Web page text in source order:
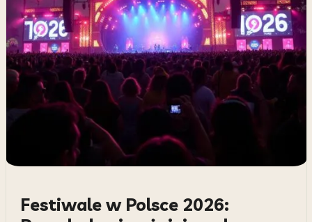
Festiwale w Polsce 2026: